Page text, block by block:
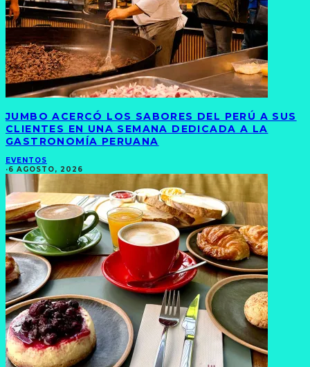
JUMBO ACERCÓ LOS SABORES DEL PERÚ A SUS
CLIENTES EN UNA SEMANA DEDICADA A LA
GASTRONOMÍA PERUANA
EVENTOS
·6 AGOSTO, 2026